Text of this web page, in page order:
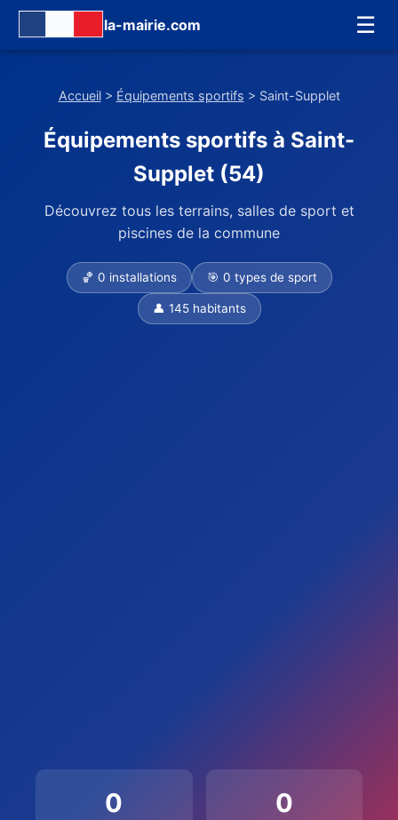
la-mairie.com ☰
Accueil> Équipements sportifs > Saint-Supplet
Équipements sportifs à Saint-
Supplet (54)
Découvrez tous les terrains, salles de sport et
piscines de la commune
🏀 0 installations 🎯 0 types de sport
👤 145 habitants
0 0